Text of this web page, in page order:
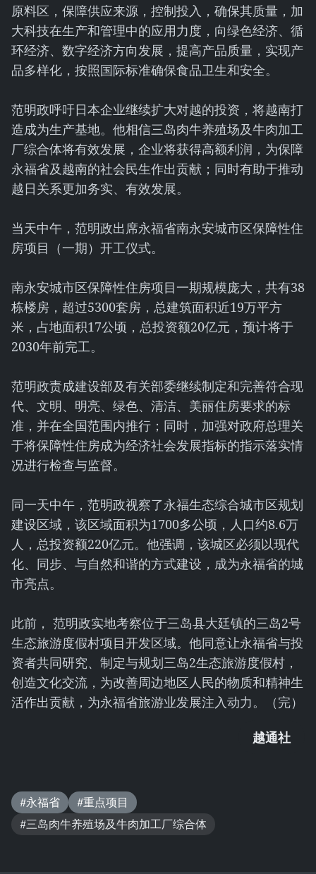
原料区，保障供应来源，控制投入，确保其质量，加
大科技在生产和管理中的应用力度，向绿色经济、循
环经济、数字经济方向发展，提高产品质量，实现产
品多样化，按照国际标准确保食品卫生和安全。
范明政呼吁日本企业继续扩大对越的投资，将越南打
造成为生产基地。他相信三岛肉牛养殖场及牛肉加工
厂综合体将有效发展，企业将获得高额利润，为保障
永福省及越南的社会民生作出贡献；同时有助于推动
越日关系更加务实、有效发展。
当天中午，范明政出席永福省南永安城市区保障性住
房项目（一期）开工仪式。
南永安城市区保障性住房项目一期规模庞大，共有38
栋楼房，超过5300套房，总建筑面积近19万平方
米，占地面积17公顷，总投资额20亿元，预计将于
2030年前完工。
范明政责成建设部及有关部委继续制定和完善符合现
代、文明、明亮、绿色、清洁、美丽住房要求的标
准，并在全国范围内推行；同时，加强对政府总理关
于将保障性住房成为经济社会发展指标的指示落实情
况进行检查与监督。
同一天中午，范明政视察了永福生态综合城市区规划
建设区域，该区域面积为1700多公顷，人口约8.6万
人，总投资额220亿元。他强调，该城区必须以现代
化、同步、与自然和谐的方式建设，成为永福省的城
市亮点。
此前， 范明政实地考察位于三岛县大廷镇的三岛2号
生态旅游度假村项目开发区域。他同意让永福省与投
资者共同研究、制定与规划三岛2生态旅游度假村，
创造文化交流，为改善周边地区人民的物质和精神生
活作出贡献，为永福省旅游业发展注入动力。（完）
越通社
#永福省
#重点项目
#三岛肉牛养殖场及牛肉加工厂综合体